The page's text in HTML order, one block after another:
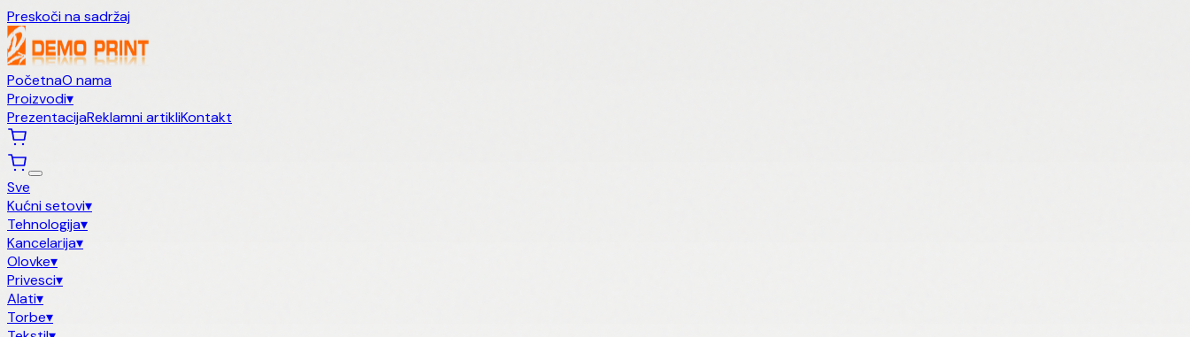
Preskoči na sadržaj
PočetnaO nama
Proizvodi▾
PrezentacijaReklamni artikliKontakt
Sve
Kućni setovi▾
Tehnologija▾
Kancelarija▾
Olovke▾
Privesci▾
Alati▾
Torbe▾